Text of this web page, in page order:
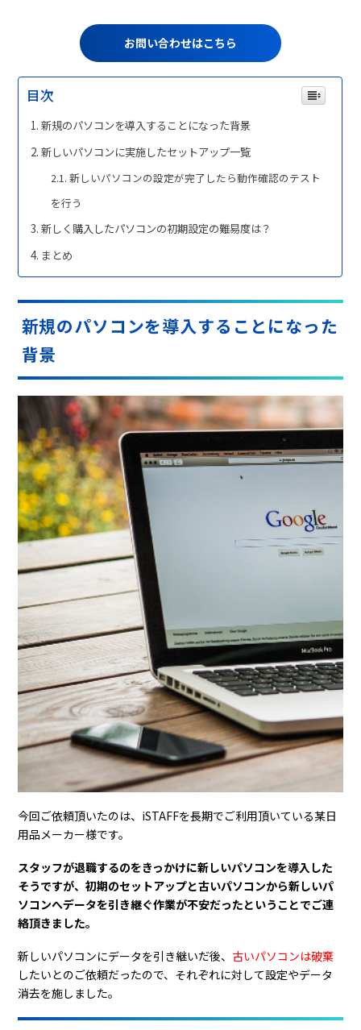
お問い合わせはこちら
目次
新規のパソコンを導入することになった背景
新しいパソコンに実施したセットアップ一覧
新しいパソコンの設定が完了したら動作確認のテスト
を行う
新しく購入したパソコンの初期設定の難易度は？
まとめ
新規のパソコンを導入することになった
背景
今回ご依頼頂いたのは、iSTAFFを長期でご利用頂いている某日
用品メーカー様です。
スタッフが退職するのをきっかけに新しいパソコンを導入した
そうですが、初期のセットアップと古いパソコンから新しいパ
ソコンへデータを引き継ぐ作業が不安だったということでご連
絡頂きました。
新しいパソコンにデータを引き継いだ後、 古いパソコンは破棄
したいとのご依頼だったので、それぞれに対して設定やデータ
消去を施しました。